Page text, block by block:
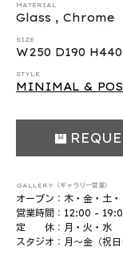
MATERIAL
Glass , Chrome
SIZE
W250 D190
STYLE
MINIMAL &
GALLERY（ギャラリー営業）
オープン：木・金・土・
営業時間：12:00 -
定 休：月・火・水
スタジオ：月〜金（祝日